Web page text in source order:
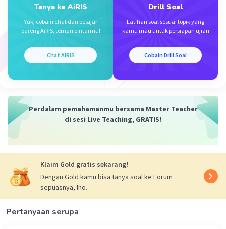
Kesimpulan:
Jadi, ciri-ciri di atas merupakan manusia purba jenis
Pithecanthropus robustus.
Beri Rating 1 Balas
Tanya ke AiRIS
Yuk, cobain chat dan belajar
bareng AiRIS, teman pintarmu!
Chat AiRIS
Drill Soal
Latihan soal sesuai topik yang
kamu mau untuk persiapan ujian
Cobain Drill Soal
Perdalam pemahamanmu bersama Master Teacher
di sesi Live Teaching, GRATIS!
Klaim Gold gratis sekarang!
Dengan Gold kamu bisa tanya soal ke Forum
sepuasnya, lho.
Pertanyaan serupa